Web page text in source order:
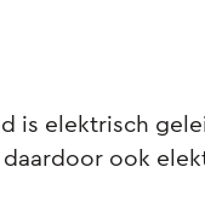
is elektrisch
ook